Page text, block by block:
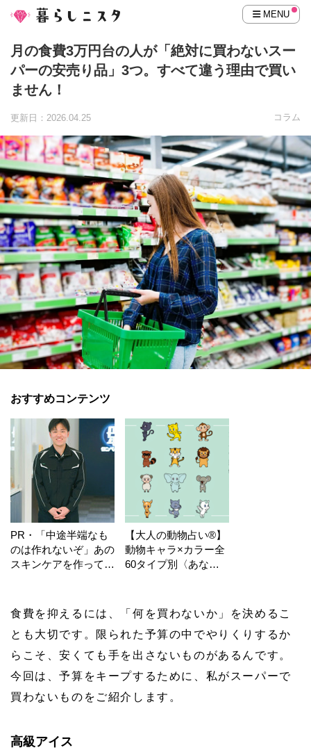
MENU
月の食費3万円台の人が「絶対に買わないスー
パーの安売り品」3つ。すべて違う理由で買い
ません！
更新日：2026.04.25 コラム
おすすめコンテンツ
PR・「中途半端なも
のは作れないぞ」あの
スキンケアを作ってい
【大人の動物占い®】
動物キャラ×カラー全
60タイプ別〈あなた
食費を抑えるには、「何を買わないか」を決めるこ
とも大切です。限られた予算の中でやりくりするか
らこそ、安くても手を出さないものがあるんです。
今回は、予算をキープするために、私がスーパーで
買わないものをご紹介します。
高級アイス